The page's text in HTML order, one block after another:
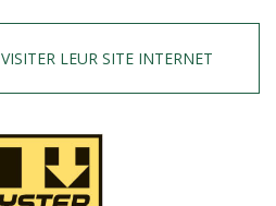
VISITER LEUR SITE INTERNET